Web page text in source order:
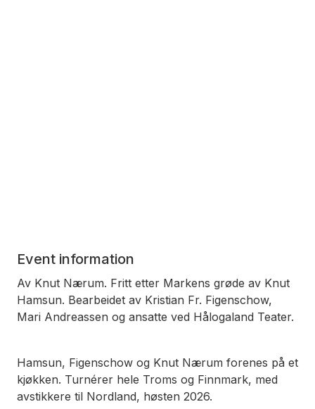
Event information
Av Knut Nærum. Fritt etter Markens grøde av Knut
Hamsun. Bearbeidet av Kristian Fr. Figenschow,
Mari Andreassen og ansatte ved Hålogaland Teater.
Hamsun, Figenschow og Knut Nærum forenes på et
kjøkken. Turnérer hele Troms og Finnmark, med
avstikkere til Nordland, høsten 2026.